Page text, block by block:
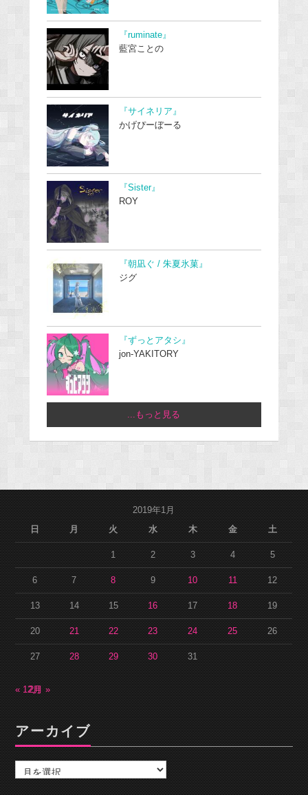
『ruminate』
藍宮ことの
『サイネリア』
かげぴーぼーる
『Sister』
ROY
『朝凪ぐ / 朱夏氷菓』
ジグ
『ずっとアタシ』
jon-YAKITORY
...もっと見る
2019年1月
日
月 火 水 木 金 土
1 2 3 4 5
6 7 8 9 10 11 12
13 14 15 16 17 18 19
20 21 22 23 24 25 26
27 28 29 30 31
« 12月2月 »
アーカイブ
カ